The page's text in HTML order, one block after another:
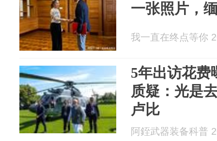
一张照片，
我一直在终点等你
5年出访花费
质疑：光是
卢比
阿銍武器装备科普